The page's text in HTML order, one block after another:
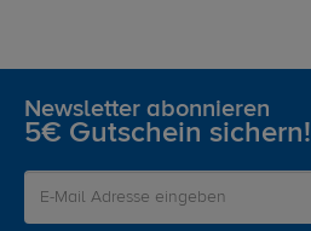
Newsletter abonnieren
5€ Gutschein sichern!